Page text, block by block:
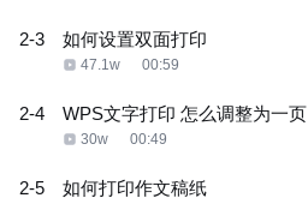
2-3 如何设置双面打印
47.1w 00:59
2-4 WPS文字打印 怎么调整为一页
30w 00:49
2-5 如何打印作文稿纸